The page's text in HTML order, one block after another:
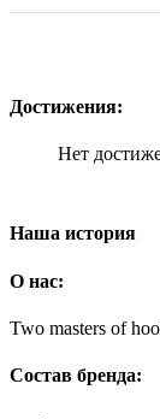
Достижения:
Нет
Наша история
О нас:
Two masters of
Состав бренда: